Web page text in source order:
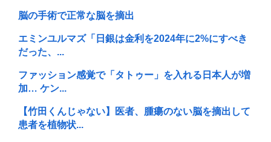
脳の手術で正常な脳を摘出
エミンユルマズ「日銀は金利を2024年に2%にすべき
だった、...
ファッション感覚で「タトゥー」を入れる日本人が増
加… ケン...
【竹田くんじゃない】医者、腫瘍のない脳を摘出して
患者を植物状...